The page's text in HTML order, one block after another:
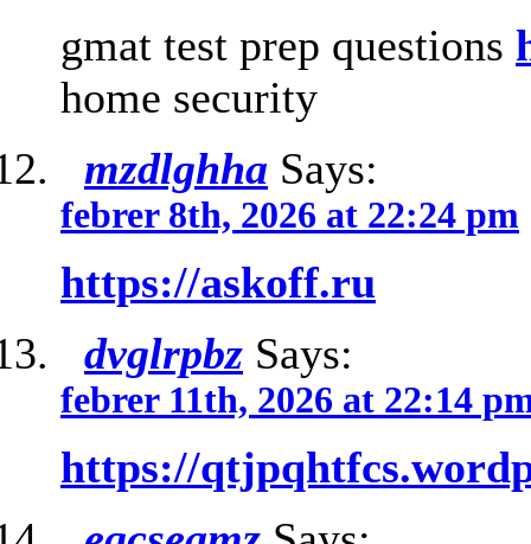
gmat test prep questions
home security
mzdlghha Says:
febrer 8th, 2026 at 22:24 pm
https://askoff.ru
dvglrpbz Says:
febrer 11th, 2026 at 22:14
https://